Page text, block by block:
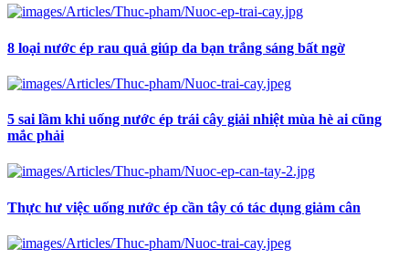
8 loại nước ép rau quả giúp da bạn trắng sáng bất ngờ
5 sai lầm khi uống nước ép trái cây giải nhiệt mùa hè ai cũng
mắc phải
Thực hư việc uống nước ép cần tây có tác dụng giảm cân